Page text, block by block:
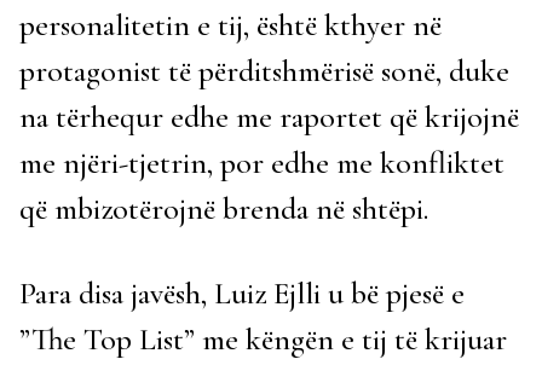
personalitetin e tij, është kthyer në
protagonist të përditshmërisë sonë, duke
na tërhequr edhe me raportet që krijojnë
me njëri-tjetrin, por edhe me konfliktet
që mbizotërojnë brenda në shtëpi.
Para disa javësh, Luiz Ejlli u bë pjesë e
”The Top List” me këngën e tij të krijuar